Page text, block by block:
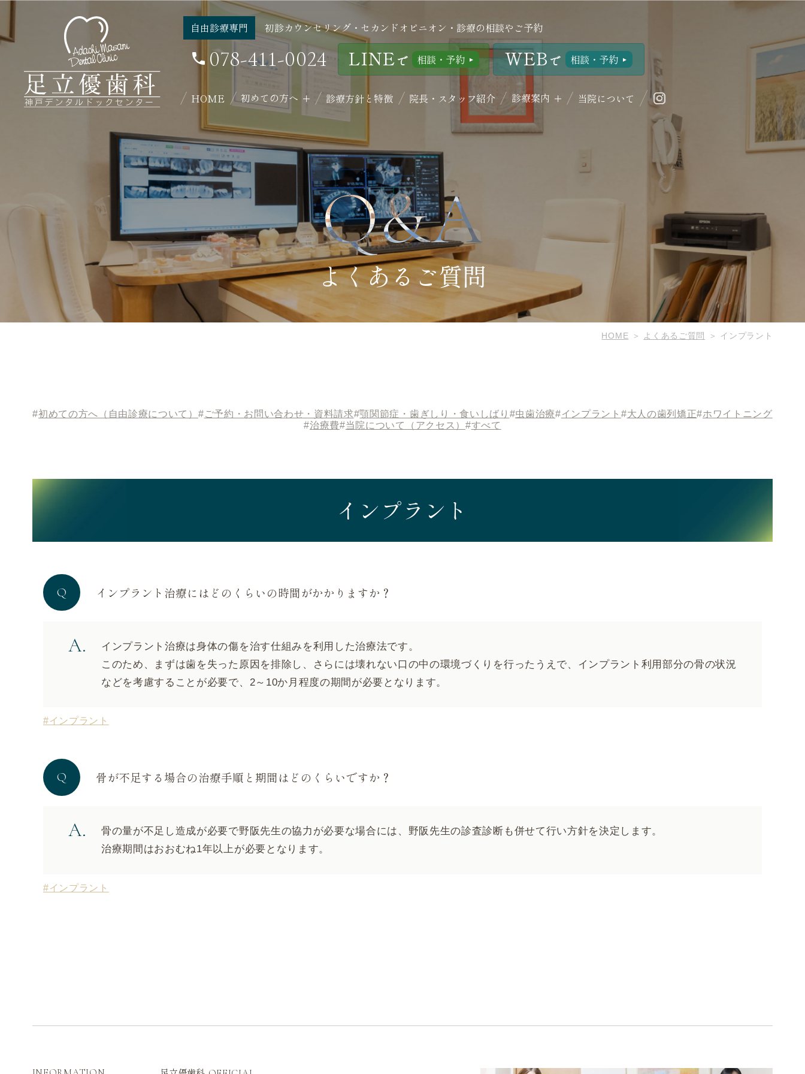
自由診療専門 初診カウンセリング・セカンドオピニオン・診療の相談やご予約
078-411-0024 LINE で 相談・予約 WEB で 相談・予約
HOME 初めての方へ 診療方針と特徴 院長・スタッフ紹介 診療案内 当院について
Q&A
よくあるご質問
HOME よくあるご質問 インプラント
#初めての方へ（自由診療について） #ご予約・お問い合わせ・資料請求#顎関節症・歯ぎしり・食いしばり #虫歯治療#インプラント #大人の歯列矯正#ホワイトニング
#治療費#当院について（アクセス） #すべて
インプラント
インプラント治療にはどのくらいの時間がかかりますか？
インプラント治療は身体の傷を治す仕組みを利用した治療法です。
このため、まずは歯を失った原因を排除し、さらには壊れない口の中の環境づくりを行ったうえで、インプラント利用部分の骨の状況
などを考慮することが必要で、2～10か月程度の期間が必要となります。
#インプラント
骨が不足する場合の治療手順と期間はどのくらいですか？
骨の量が不足し造成が必要で野阪先生の協力が必要な場合には、野阪先生の診査診断も併せて行い方針を決定します。
治療期間はおおむね1年以上が必要となります。
#インプラント